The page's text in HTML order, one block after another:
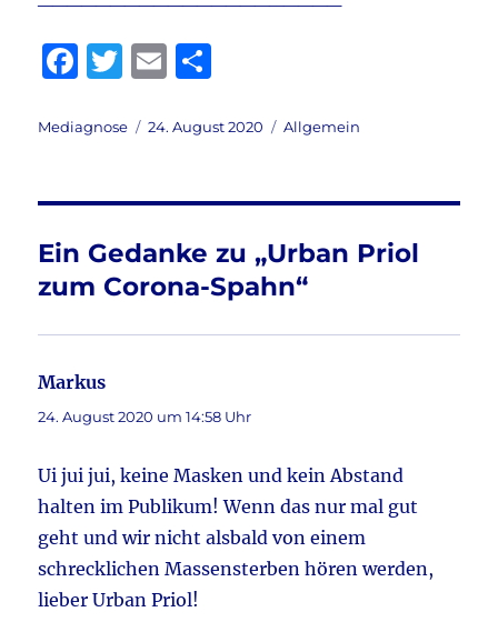
F
c
b
o
o
k
T
it
r
E
ai le
Autor
Mediagnose
Veröffentlicht
24. August 2020 Kategorien
Allgemein
Ein Gedanke zu „Urban Priol
zum Corona-Spahn“
Markus
24. August 2020 um 14:58 Uhr
Ui jui jui, keine Masken und kein Abstand
halten im Publikum! Wenn das nur mal gut
geht und wir nicht alsbald von einem
schrecklichen Massensterben hören werden,
lieber Urban Priol!